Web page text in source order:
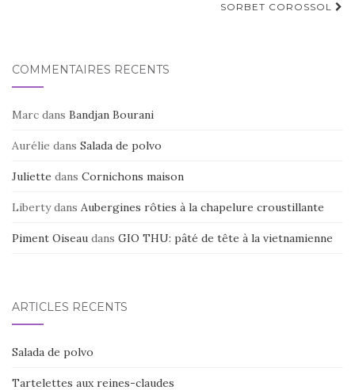
SORBET COROSSOL
COMMENTAIRES RÉCENTS
Marc dans Bandjan Bourani
Aurélie dans Salada de polvo
Juliette dans Cornichons maison
Libertydans Aubergines rôties à la chapelure croustillante
Piment Oiseau dans GIO THU: pâté de tête à la vietnamienne
ARTICLES RÉCENTS
Salada de polvo
Tartelettes aux reines-claudes